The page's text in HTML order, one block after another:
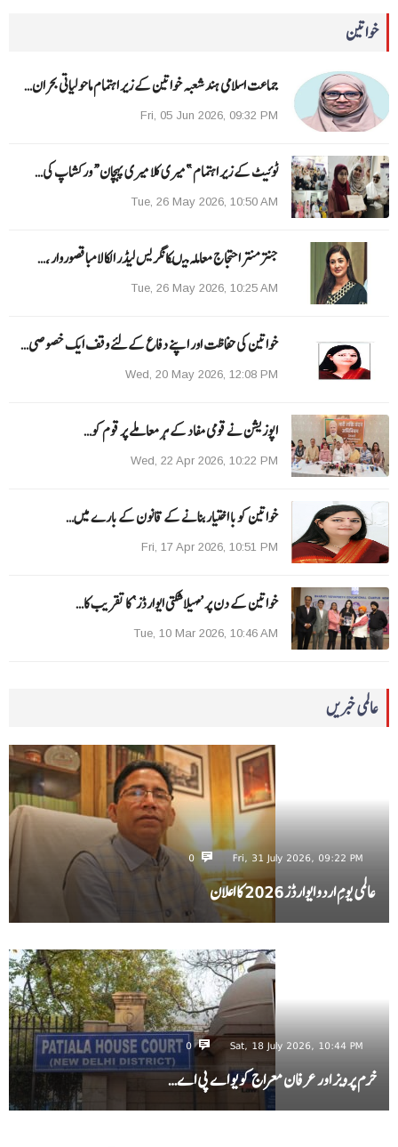
خواتین
جماعت اسلامی ہند شعبہ خواتین کے زیر اہتمام ماحولیاتی بحران…
Fri, 05 Jun 2026, 09:32 PM
ٹوئیٹ کے زیر اہتمام ”میری کلا میری پہچان“ ورکشاپ کی…
Tue, 26 May 2026, 10:50 AM
جنتر منتر احتجاج معاملہ میںکانگریس لیڈر الکا لامبا قصوروار ،…
Tue, 26 May 2026, 10:25 AM
خواتین کی حفاظت اور اپنے دفاع کےلئے وقف ایک خصوصی…
Wed, 20 May 2026, 12:08 PM
اپوزیشن نے قومی مفاد کے ہر معاملے پر قوم کو…
Wed, 22 Apr 2026, 10:22 PM
خواتین کو با اختیار بنانے کے قانون کے بارے میں…
Fri, 17 Apr 2026, 10:51 PM
خواتین کے دن پر ’مہیلا شکتی ایوارڈز‘ کا تقریب کا…
Tue, 10 Mar 2026, 10:46 AM
عالمی خبریں
Fri, 31 July 2026, 09:22 PM
0
عالمی یومِ اردو ایوارڈز 2026 کا اعلان
Sat, 18 July 2026, 10:44 PM
0
خرم پرویز اور عرفان معراج کو یو اے پی اے…